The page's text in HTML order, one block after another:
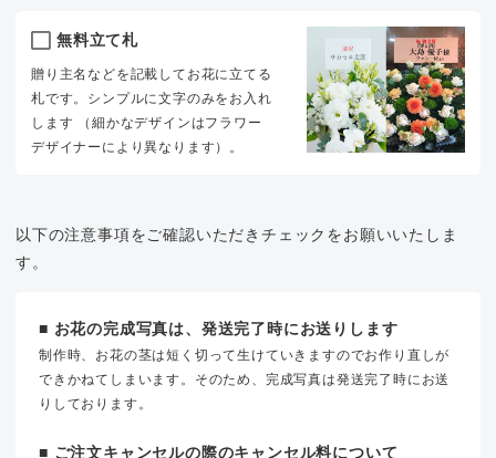
無料立て札
贈り主名などを記載してお花に立てる
札です。シンプルに文字のみをお入れ
します （細かなデザインはフラワー
デザイナーにより異なります）。
以下の注意事項をご確認いただきチェックをお願いいたしま
す。
■ お花の完成写真は、発送完了時にお送りします
制作時、お花の茎は短く切って生けていきますのでお作り直しが
できかねてしまいます。そのため、完成写真は発送完了時にお送
りしております。
■ ご注文キャンセルの際のキャンセル料について